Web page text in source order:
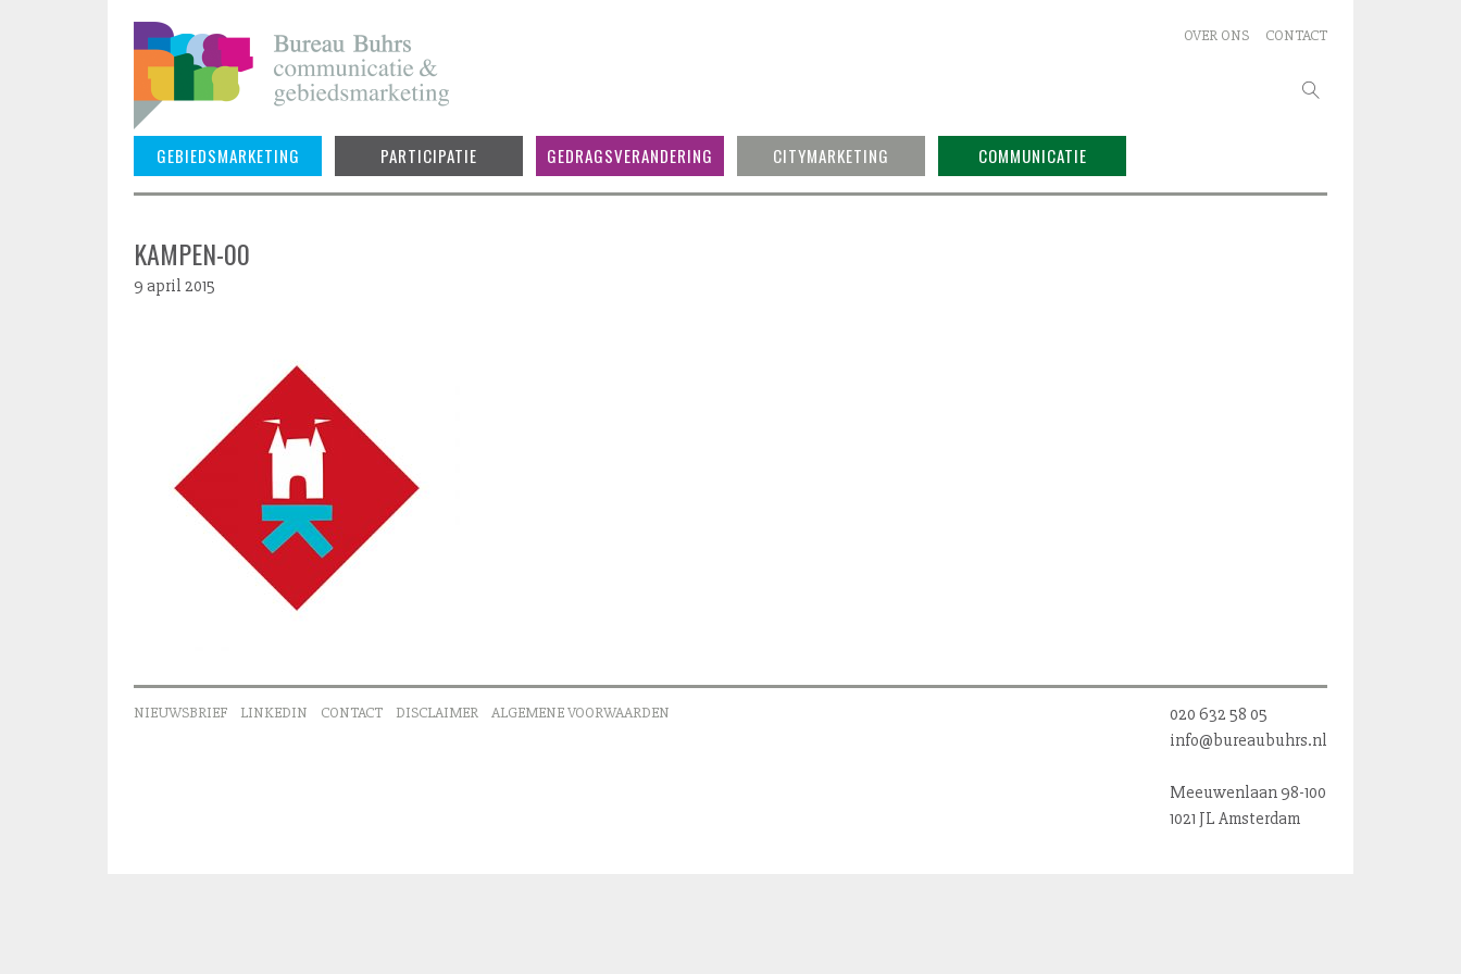
Skip
to
content
OVER ONS CONTACT
GEBIEDSMARKETING PARTICIPATIE GEDRAGSVERANDERING CITYMARKETING COMMUNICATIE
KAMPEN-00
9 april 2015
020 632 58 05
info@bureaubuhrs.nl
Meeuwenlaan 98-100
1021 JL Amsterdam
NIEUWSBRIEF LINKEDIN CONTACT DISCLAIMER ALGEMENE VOORWAARDEN